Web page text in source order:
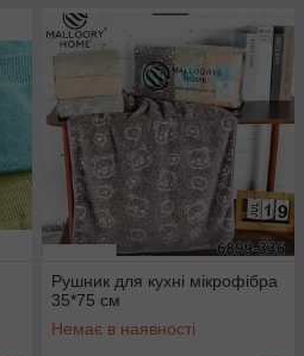
Рушник для кухні мікрофібра
35*75 см
Немає в наявності